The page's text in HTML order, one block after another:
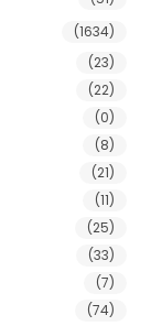
(1634)
(23)
(22)
(0)
(8)
(21)
(11)
(25)
(33)
(7)
(74)